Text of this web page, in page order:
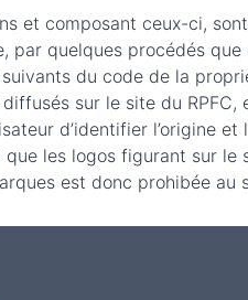
et composant ceux-ci,
quelques procédés que
du code de la
sur le site du RPFC,
d’identifier l’origine et
les logos figurant sur le
est donc prohibée au